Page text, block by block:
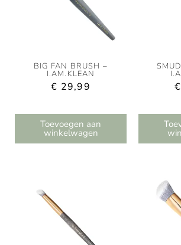
BIG FAN BRUSH –
I.AM.KLEAN
€ 29,99
Toevoegen aan
winkelwagen
€